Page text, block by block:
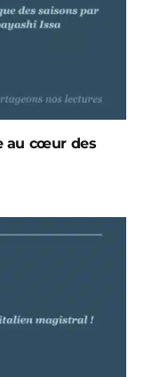
au cœur des